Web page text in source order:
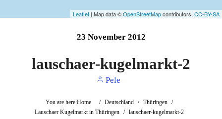
Leaflet | Map data ©OpenStreetMapcontributors, CC-BY-SA
23 November 2012
lauschaer-kugelmarkt-2
Pele
You are here:Home / Deutschland / Thüringen
/
Lauschaer Kugelmarkt in Thüringen
/ lauschaer-kugelmarkt-2